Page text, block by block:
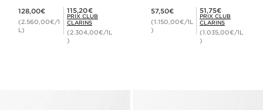
128,00€
(2.560,00€/1
L)
Prix Club Clarins 115,20€
115,20€
PRIX CLUB
CLARINS
(2.304,00€/1L
)
57,50€
(1.150,00€/1L
)
Prix Club Clarins 51,75€
51,75€
PRIX CLUB
CLARINS
(1.035,00€/1L
)